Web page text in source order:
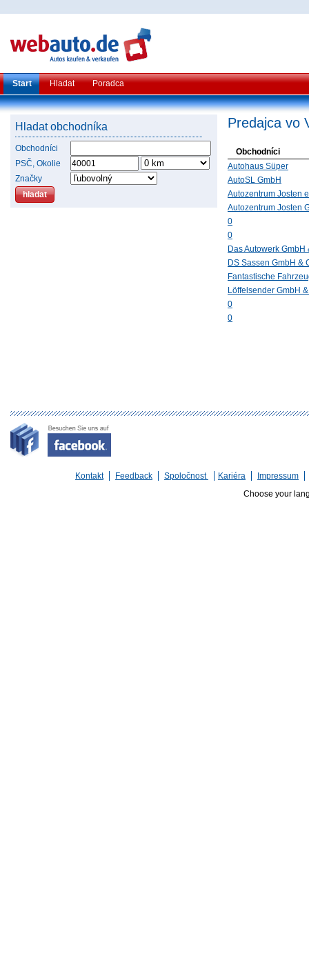
Start Hladat Poradca
Hladat obchodníka
Obchodníci
PSČ, Okolie
Značky
Predajca vo
Obchodníci
Autohaus Süper
AutoSL GmbH
Autozentrum Josten
Autozentrum Josten
0
0
Das Autowerk GmbH
DS Sassen GmbH &
Fantastische
Löffelsender GmbH
0
0
Kontakt Feedback Spoločnost Kariéra
Impressum
Choose your